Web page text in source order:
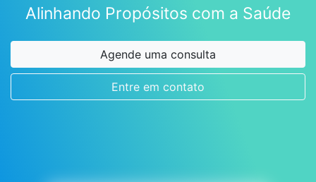
Alinhando Propósitos com a Saúde
Agende uma consulta
Entre em contato